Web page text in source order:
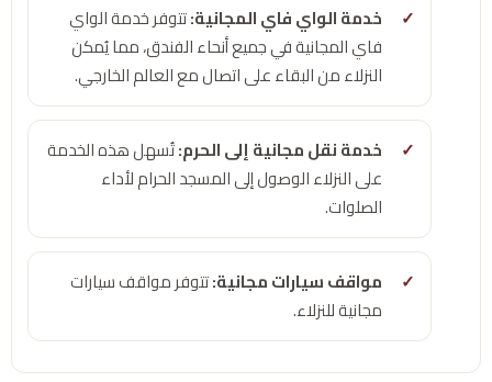
خدمة الواي فاي المجانية:تتوفر خدمة الواي
فاي المجانية في جميع أنحاء الفندق، مما يُمكن
النزلاء من البقاء على اتصال مع العالم الخارجي.
خدمة نقل مجانية إلى الحرم:تُسهل هذه الخدمة
على النزلاء الوصول إلى المسجد الحرام لأداء
الصلوات.
مواقف سيارات مجانية:تتوفر مواقف سيارات
مجانية للنزلاء.